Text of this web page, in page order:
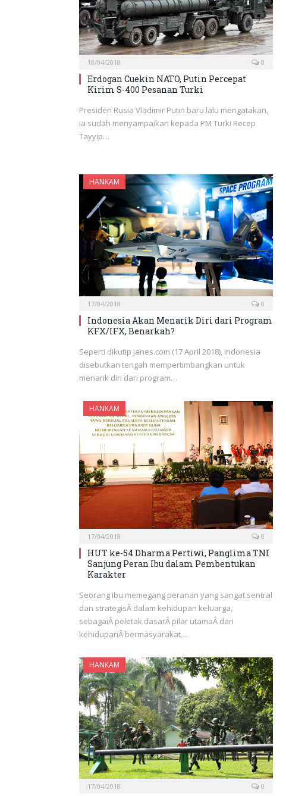
18/04/2018 0
Erdogan Cuekin NATO, Putin Percepat
Kirim S-400 Pesanan Turki
Presiden Rusia Vladimir Putin baru lalu mengatakan,
ia sudah menyampaikan kepada PM Turki Recep
Tayyip…
HANKAM
17/04/2018 0
Indonesia Akan Menarik Diri dari Program
KFX/IFX, Benarkah?
Seperti dikutip janes.com (17 April 2018), Indonesia
disebutkan tengah mempertimbangkan untuk
menarik diri dari program…
HANKAM
17/04/2018 0
HUT ke-54 Dharma Pertiwi, Panglima TNI
Sanjung Peran Ibu dalam Pembentukan
Karakter
Seorang ibu memegang peranan yang sangat sentral
dan strategisÂ dalam kehidupan keluarga,
sebagaiÂ peletak dasarÂ pilar utamaÂ dari
kehidupanÂ bermasyarakat…
HANKAM
17/04/2018 0